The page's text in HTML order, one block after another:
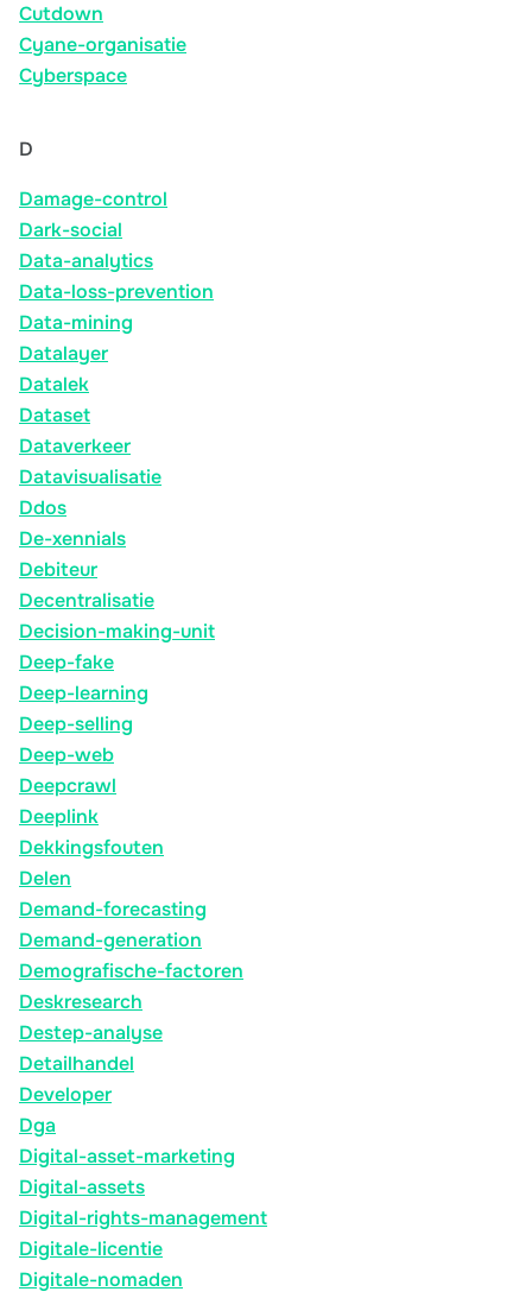
Cutdown
Cyane-organisatie
Cyberspace
D
Damage-control
Dark-social
Data-analytics
Data-loss-prevention
Data-mining
Datalayer
Datalek
Dataset
Dataverkeer
Datavisualisatie
Ddos
De-xennials
Debiteur
Decentralisatie
Decision-making-unit
Deep-fake
Deep-learning
Deep-selling
Deep-web
Deepcrawl
Deeplink
Dekkingsfouten
Delen
Demand-forecasting
Demand-generation
Demografische-factoren
Deskresearch
Destep-analyse
Detailhandel
Developer
Dga
Digital-asset-marketing
Digital-assets
Digital-rights-management
Digitale-licentie
Digitale-nomaden